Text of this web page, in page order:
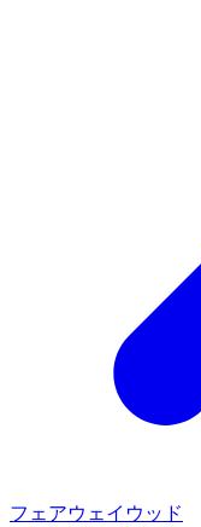
フェアウェイウッド